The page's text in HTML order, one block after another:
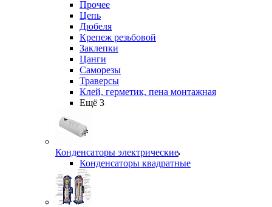
Прочее
Цепь
Дюбеля
Крепеж резьбовой
Заклепки
Цанги
Саморезы
Траверсы
Клей, герметик, пена монтажная
Ещё 3
Конденсаторы электрические
Конденсаторы квадратные